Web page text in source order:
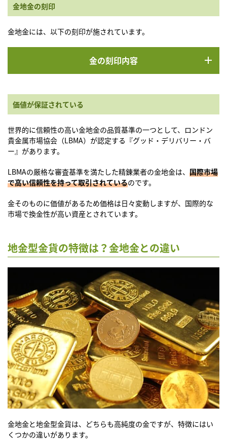
金地金の刻印
金地金には、以下の刻印が施されています。
金の刻印内容
価値が保証されている
世界的に信頼性の高い金地金の品質基準の一つとして、ロンドン
貴金属市場協会（LBMA）が認定する『グッド・デリバリー・バ
ー』があります。
LBMAの厳格な審査基準を満たした精錬業者の金地金は、 国際市場
で高い信頼性を持って取引されているのです。
金そのものに価値があるため価格は日々変動しますが、国際的な
市場で換金性が高い資産とされています。
地金型金貨の特徴は？金地金との違い
金地金と地金型金貨は、どちらも高純度の金ですが、特徴にはい
くつかの違いがあります。